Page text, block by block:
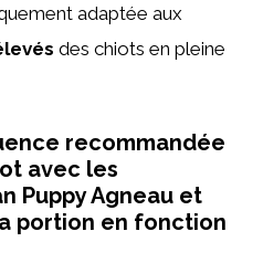
adaptée aux
des chiots en pleine
recommandée
avec les
Puppy Agneau et
portion en fonction